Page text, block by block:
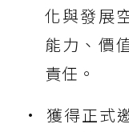
化與發展
能力、價
責任。
獲得正式